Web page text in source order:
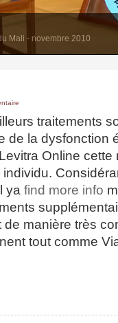
Mali - novembre 2010
traitements
de la dysfonction
Online
ya find more info
manière très
tout comme